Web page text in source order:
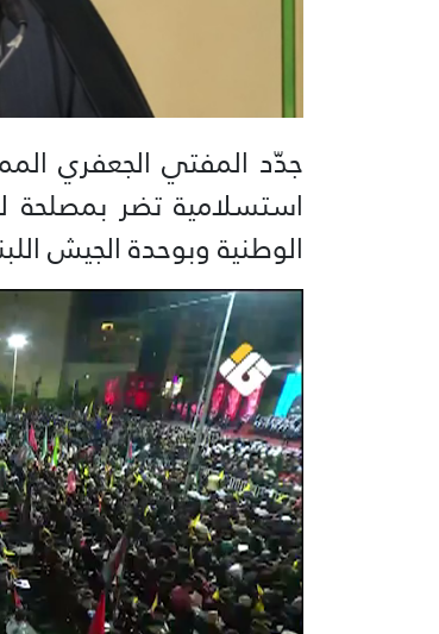
جدّد المفتي الجعفري
استسلامية تضر بمصلحة
الوطنية وبوحدة الجيش